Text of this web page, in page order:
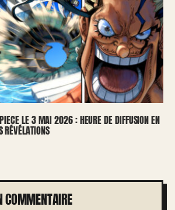
LE 3 MAI 2026 : HEURE DE DIFFUSION EN
RÉVÉLATIONS
COMMENTAIRE